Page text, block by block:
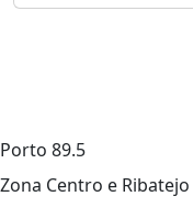
Porto 89.5
Zona Centro e Ribatejo